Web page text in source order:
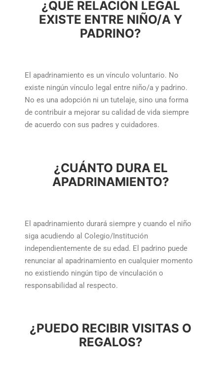
¿QUÉ RELACIÓN LEGAL
EXISTE ENTRE NIÑO/A Y
PADRINO?
El apadrinamiento es un vínculo voluntario. No
existe ningún vínculo legal entre niño/a y padrino.
No es una adopción ni un tutelaje, sino una forma
de contribuir a mejorar su calidad de vida siempre
de acuerdo con sus padres y cuidadores.
¿CUÁNTO DURA EL
APADRINAMIENTO?
El apadrinamiento durará siempre y cuando el niño
siga acudiendo al Colegio/Institución
independientemente de su edad. El padrino puede
renunciar al apadrinamiento en cualquier momento
no existiendo ningún tipo de vinculación o
responsabilidad al respecto.
¿PUEDO RECIBIR VISITAS O
REGALOS?